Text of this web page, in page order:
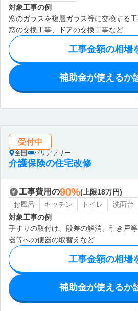
対象工事の例
窓のガラスを複層ガラス等に交換する
窓の交換工事、ドアの交換工事など
工事金額の相場
補助金が使えるか
受付中
全国 バリアフリー
介護保険の住宅改修
工事費用の90%(上限18万円)
お風呂
キッチン トイレ 洗面台
対象工事の例
手すりの取付け、段差の解消、引き戸
器等への便器の取替えなど
工事金額の相場
補助金が使えるか